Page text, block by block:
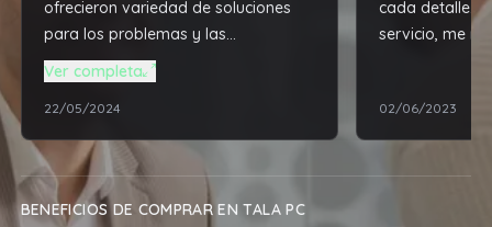
ofrecieron variedad de soluciones
para los problemas y las
actualizaciones que necesitaba mi
notebook, todo acorde a mis altas
exigencias profesionales. Excelente
relación de productos / mano de
obra vs el precio pagado por el
servicio. Sumamente conforme, la
máquina vuela más que nunca. Muy
Ver completa
22/05/2024
cada detalle.
servicio, me
02/06/2023
BENEFICIOS DE COMPRAR EN TALA PC